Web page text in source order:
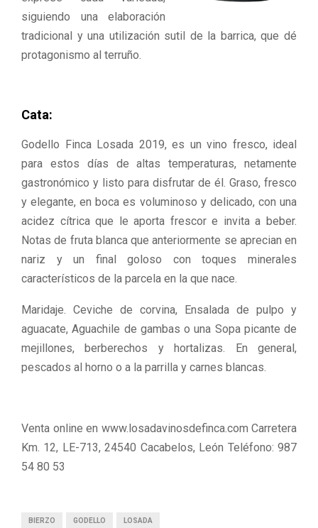
siguiendo una elaboración
tradicional y una utilización sutil de la barrica, que dé
protagonismo al terruño.
Cata:
Godello Finca Losada 2019, es un vino fresco, ideal
para estos días de altas temperaturas, netamente
gastronómico y listo para disfrutar de él. Graso, fresco
y elegante, en boca es voluminoso y delicado, con una
acidez cítrica que le aporta frescor e invita a beber.
Notas de fruta blanca que anteriormente se aprecian en
nariz y un final goloso con toques minerales
característicos de la parcela en la que nace.
Maridaje. Ceviche de corvina, Ensalada de pulpo y
aguacate, Aguachile de gambas o una Sopa picante de
mejillones, berberechos y hortalizas. En general,
pescados al horno o a la parrilla y carnes blancas.
Venta online en www.losadavinosdefinca.com Carretera
Km. 12, LE-713, 24540 Cacabelos, León Teléfono: 987
54 80 53
BIERZO GODELLO LOSADA